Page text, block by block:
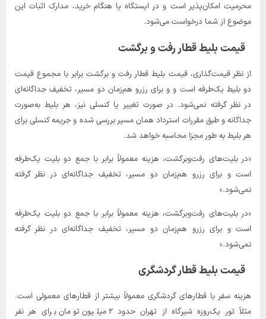
محرمیت امکان‌پذیر است و در ایستگاه یا هنگام خرید، مدارک اثبات این
موضوع از شما درخواست می‌شود.
قیمت بلیط قطار رفت و برگشت
از نظر قیمت‌گذاری، قیمت بلیط قطار رفت و برگشت برابر با مجموع قیمت
دو بلیط یک‌طرفه است و و برای رزرو هم‌زمان دو مسیر، تخفیف جداگانه‌ای
در نظر گرفته نمی‌شود. در صورت تغییر یا کنسلی نیز، هر بلیط به‌صورت
جداگانه و طبق مقررات استرداد همان مسیر بررسی شده و جریمه کنسلی برای
هر بلیط به طور مجزا محاسبه خواهد شد.
«در بلیت‌های رفت‌وبرگشت، هزینه معمولاً برابر با جمع دو بلیت یک‌طرفه
است و برای رزرو هم‌زمان دو مسیر، تخفیف جداگانه‌ای در نظر گرفته
نمی‌شود.»
«در بلیت‌های رفت‌وبرگشت، هزینه معمولاً برابر با جمع دو بلیت یک‌طرفه
است و برای رزرو هم‌زمان دو مسیر، تخفیف جداگانه‌ای در نظر گرفته
نمی‌شود.»
قیمت بلیط قطار گردشگری
هزینه سفر با قطارهای گردشگری معمولاً بیشتر از قطارهای معمولی است.
مثلاً تور یک‌روزه شیرگاه از تهران حدود ۲ میلیون تومان برای هر نفر